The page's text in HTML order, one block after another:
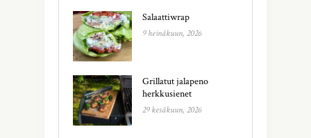
Salaattiwrap
9 heinäkuun, 2026
Grillatut jalapeno
herkkusienet
29 kesäkuun, 2026